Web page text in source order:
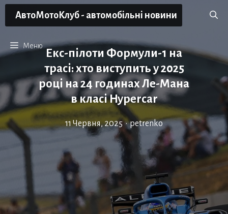
Перейти
АвтоМотоКлуб - автомобільні новини
Меню
Екс-пілоти Формули-1 на
трасі: хто виступить у 2025
році на 24 годинах Ле-Мана
в класі Hypercar
11 Червня, 2025 • petrenko